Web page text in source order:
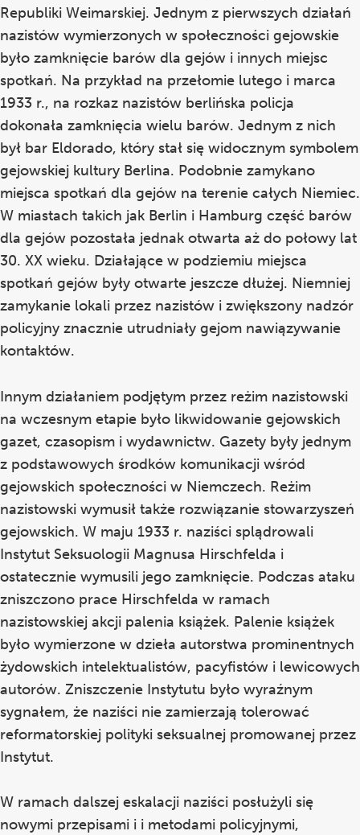
Republiki Weimarskiej. Jednym z pierwszych działań
nazistów wymierzonych w społeczności gejowskie
było zamknięcie barów dla gejów i innych miejsc
spotkań. Na przykład na przełomie lutego i marca
1933 r., na rozkaz nazistów berlińska policja
dokonała zamknięcia wielu barów. Jednym z nich
był bar Eldorado, który stał się widocznym symbolem
gejowskiej kultury Berlina. Podobnie zamykano
miejsca spotkań dla gejów na terenie całych Niemiec.
W miastach takich jak Berlin i Hamburg część barów
dla gejów pozostała jednak otwarta aż do połowy lat
30. XX wieku. Działające w podziemiu miejsca
spotkań gejów były otwarte jeszcze dłużej. Niemniej
zamykanie lokali przez nazistów i zwiększony nadzór
policyjny znacznie utrudniały gejom nawiązywanie
kontaktów.
Innym działaniem podjętym przez reżim nazistowski
na wczesnym etapie było likwidowanie gejowskich
gazet, czasopism i wydawnictw. Gazety były jednym
z podstawowych środków komunikacji wśród
gejowskich społeczności w Niemczech. Reżim
nazistowski wymusił także rozwiązanie stowarzyszeń
gejowskich. W maju 1933 r. naziści splądrowali
Instytut Seksuologii Magnusa Hirschfelda i
ostatecznie wymusili jego zamknięcie. Podczas ataku
zniszczono prace Hirschfelda w ramach
nazistowskiej akcji palenia książek. Palenie książek
było wymierzone w dzieła autorstwa prominentnych
żydowskich intelektualistów, pacyfistów i lewicowych
autorów. Zniszczenie Instytutu było wyraźnym
sygnałem, że naziści nie zamierzają tolerować
reformatorskiej polityki seksualnej promowanej przez
Instytut.
W ramach dalszej eskalacji naziści posłużyli się
nowymi przepisami i i metodami policyjnymi,